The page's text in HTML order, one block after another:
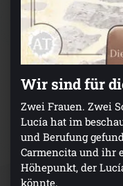
Wir sind für
Zwei Frauen. Zwei
Lucía hat im
und Berufung
Carmencita und ihr
Höhepunkt, der
könnte.